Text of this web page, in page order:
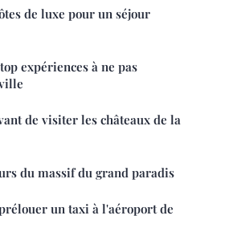
de luxe pour un séjour
expériences à ne pas
de visiter les châteaux de la
du massif du grand paradis
un taxi à l'aéroport de